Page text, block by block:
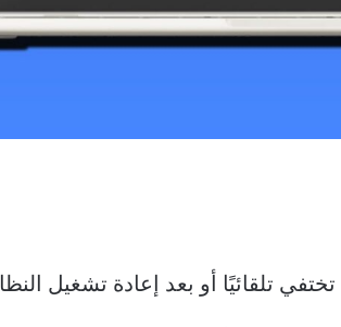
تلقائيًا أو بعد إعادة تشغيل